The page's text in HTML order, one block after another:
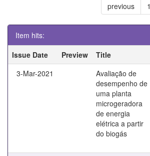
previous 1
Item hits:
Issue Date
Preview Title
3-Mar-2021
Avaliação de
desempenho de
uma planta
microgeradora
de energia
elétrica a partir
do biogás